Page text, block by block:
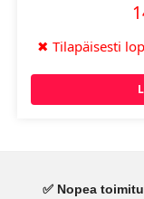
✖ Tilapäisesti
✅ Nopea